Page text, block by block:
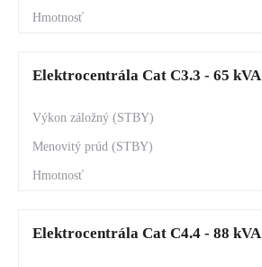
Elektrocentrála Cat C3.3 - 65 kVA
Elektrocentrála Cat C4.4 - 88 kVA